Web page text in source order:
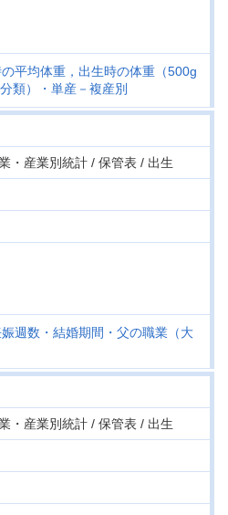
平均体重，出生時の体重（500g
類）・単産－複産別
・産業別統計 / 保管表 / 出生
週数・結婚期間・父の職業（大
・産業別統計 / 保管表 / 出生